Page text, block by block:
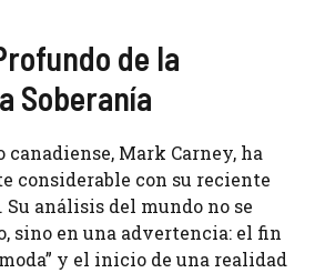
de la
Soberanía
Mark Carney, ha
considerable con su reciente
Su análisis del mundo no se
sino en una advertencia: el fin
y el inicio de una realidad